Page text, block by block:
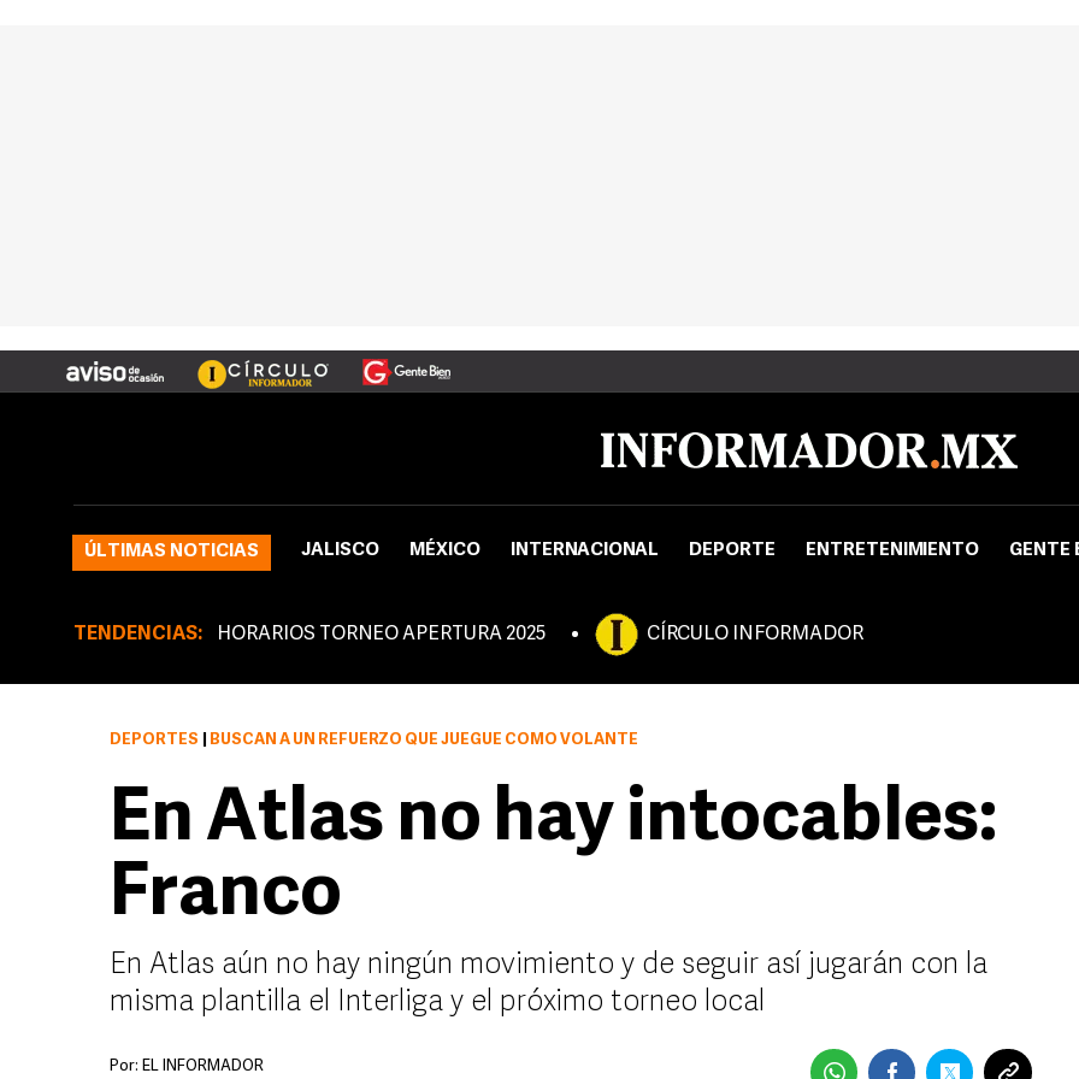
ÚLTIMAS NOTICIAS JALISCO MÉXICO INTERNACIONAL DEPORTE ENTRETENIMIENTO GENTE
TENDENCIAS: HORARIOS TORNEO APERTURA 2025 CÍRCULO INFORMADOR
DEPORTES BUSCAN A UN REFUERZO QUE JUEGUE COMO VOLANTE
En Atlas no hay intocables:
Franco
En Atlas aún no hay ningún movimiento y de seguir así jugarán con la
misma plantilla el Interliga y el próximo torneo local
Por: EL INFORMADOR